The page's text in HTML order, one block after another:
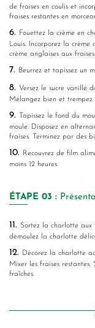
de fraises en coulis et
fraises restantes en
6.
Fouettez la crème en
Louis. Incorporez la
crème anglaises aux fraises.
7. Beurrez et tapissez un
8. Versez le sucre vanillé
Mélangez bien et
9.
Tapissez le fond du
moule. Disposez en
fraises. Terminez par des
10.
Recouvrez de film
moins 12 heures.
ÉTAPE 03 :
11. Sortez la charlotte
démoulez la charlotte
12.
Décorez la charlotte
Mixer les fraises
fraîches.